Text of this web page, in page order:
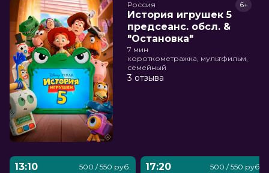
Россия
История игрушек 5
предсеанс. обсл. &
"Остановка"
6+
7 мин
короткометражка, мультфильм,
семейный
3 отзыва
13:10 500 / 550 руб. 17:20 500 / 550 руб.